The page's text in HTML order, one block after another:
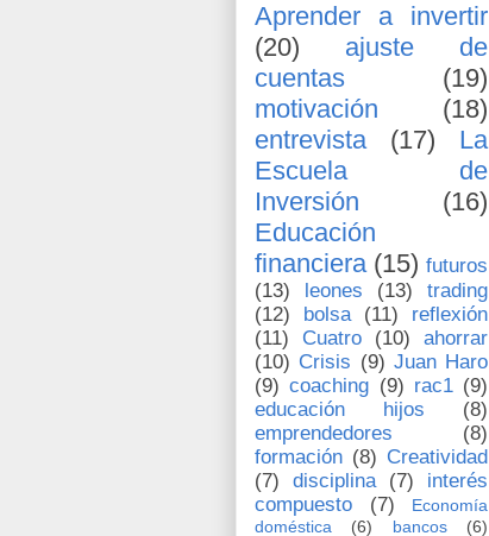
Aprender a invertir
(20)
ajuste de
cuentas
(19)
motivación
(18)
entrevista
(17)
La
Escuela de
Inversión
(16)
Educación
financiera (15) futuros
(13)
leones (13)
trading
(12)
bolsa (11)
reflexión
(11)
Cuatro (10)
ahorrar
(10) Crisis (9) Juan Haro
(9) coaching (9) rac1 (9)
educación hijos
(8)
emprendedores
(8)
formación (8) Creatividad
(7)
disciplina (7)
interés
compuesto
(7)
Economía
doméstica
(6) bancos
(6)